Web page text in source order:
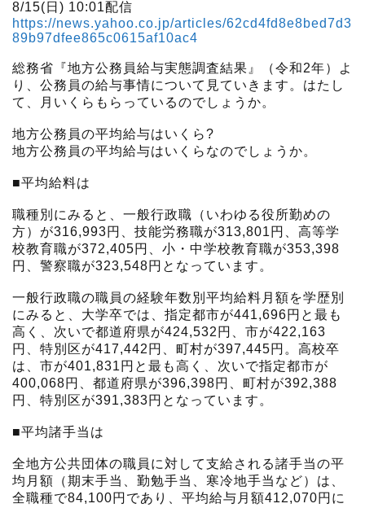
8/15(日) 10:01配信
https://news.yahoo.co.jp/articles/62cd4fd8e8bed7d3
89b97dfee865c0615af10ac4
総務省『地方公務員給与実態調査結果』（令和2年）よ
り、公務員の給与事情について見ていきます。はたし
て、月いくらもらっているのでしょうか。
地方公務員の平均給与はいくら?
地方公務員の平均給与はいくらなのでしょうか。
■平均給料は
職種別にみると、一般行政職（いわゆる役所勤めの
方）が316,993円、技能労務職が313,801円、高等学
校教育職が372,405円、小・中学校教育職が353,398
円、警察職が323,548円となっています。
一般行政職の職員の経験年数別平均給料月額を学歴別
にみると、大学卒では、指定都市が441,696円と最も
高く、次いで都道府県が424,532円、市が422,163
円、特別区が417,442円、町村が397,445円。高校卒
は、市が401,831円と最も高く、次いで指定都市が
400,068円、都道府県が396,398円、町村が392,388
円、特別区が391,383円となっています。
■平均諸手当は
全地方公共団体の職員に対して支給される諸手当の平
均月額（期末手当、勤勉手当、寒冷地手当など）は、
全職種で84,100円であり、平均給与月額412,070円に